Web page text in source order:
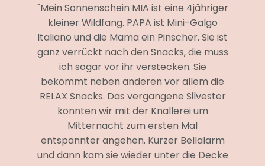
"Mein Sonnenschein MIA ist eine 4jähriger
kleiner Wildfang. PAPA ist Mini-Galgo
Italiano und die Mama ein Pinscher. Sie ist
ganz verrückt nach den Snacks, die muss
ich sogar vor ihr verstecken. Sie
bekommt neben anderen vor allem die
RELAX Snacks. Das vergangene Silvester
konnten wir mit der Knallerei um
Mitternacht zum ersten Mal
entspannter angehen. Kurzer Bellalarm
und dann kam sie wieder unter die Decke